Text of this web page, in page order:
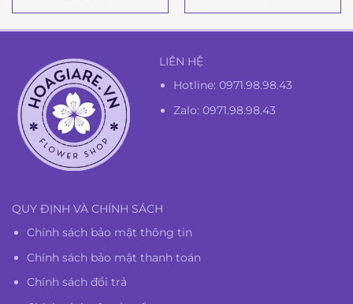
LIÊN HỆ
Hotline:0971.98.98.43
Zalo: 0971.98.98.43
QUY ĐỊNH VÀ CHÍNH SÁCH
Chính sách bảo mật thông tin
Chính sách bảo mật thanh toán
Chính sách đổi trả